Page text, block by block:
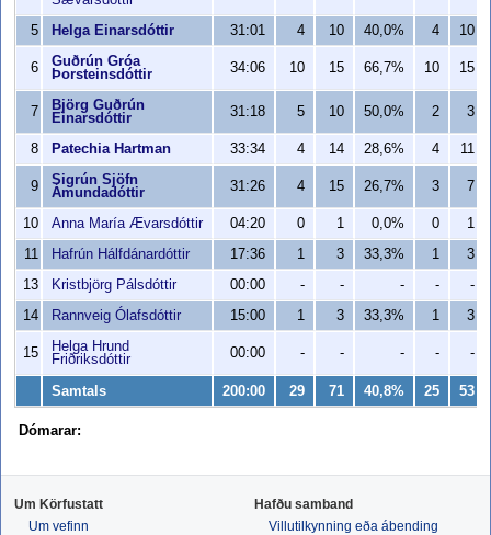
5 Helga Einarsdóttir 31:01 4 10 40,0% 4 10
6
Guðrún Gróa
Þorsteinsdóttir
34:06 10 15 66,7% 10 15
7
Björg Guðrún
Einarsdóttir
31:18 5 10 50,0% 2 3
8 Patechia Hartman 33:34 4 14 28,6% 4 11
9
Sigrún Sjöfn
Ámundadóttir
31:26 4 15 26,7% 3 7
10 Anna María Ævarsdóttir 04:20 0 1 0,0% 0
1
11
Hafrún Hálfdánardóttir 17:36 1 3 33,3% 1
3
13
Kristbjörg Pálsdóttir 00:00 - - - -
-
14
Rannveig Ólafsdóttir 15:00 1 3 33,3% 1 3
15
Helga Hrund
Friðriksdóttir
00:00 - - - - -
Samtals 200:00 29 71 40,8% 25 53
Dómarar:
Um Körfustatt
Um vefinn
Hafðu samband
Villutilkynning eða ábending